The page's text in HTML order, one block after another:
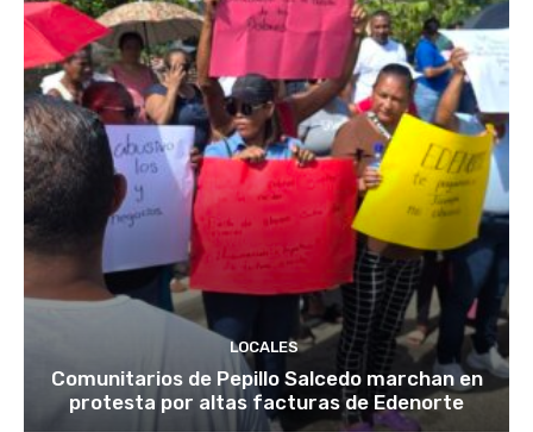
LOCALES
Comunitarios de Pepillo Salcedo marchan en
protesta por altas facturas de Edenorte